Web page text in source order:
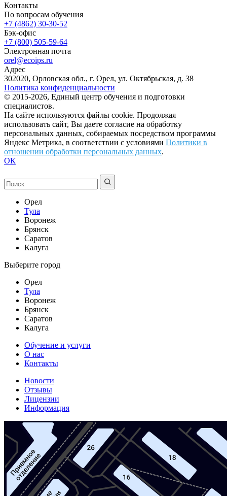
Контакты
По вопросам обучения
+7 (4862) 30-30-52
Бэк-офис
+7 (800) 505-59-64
Электронная почта
orel@ecoips.ru
Адрес
302020, Орловская обл., г. Орел, ул. Октябрьская, д. 38
Политика конфиденциальности
© 2015-2026, Единый центр обучения и подготовки
специалистов.
На сайте используются файлы cookie. Продолжая
использовать сайт, Вы даете согласие на обработку
персональных данных, собираемых посредством программы
Яндекс Метрика, в соответствии с условиями Политики в
отношении обработки персональных данных.
ОК
Орел
Тула
Воронеж
Брянск
Саратов
Калуга
Выберите город
Орел
Тула
Воронеж
Брянск
Саратов
Калуга
Обучение и услуги
О нас
Контакты
Новости
Отзывы
Лицензии
Информация